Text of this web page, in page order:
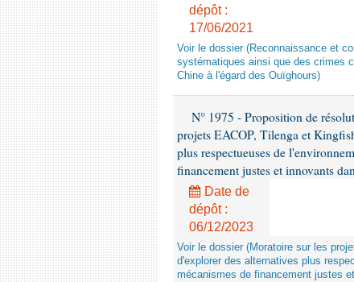
dépôt :
17/06/2021
Voir le dossier (Reconnaissance et
systématiques ainsi que des crimes
Chine à l'égard des Ouïghours)
N° 1975 - Proposition de
projets EACOP, Tilenga et
plus respectueuses de
financement justes et innovants
Date de
dépôt :
06/12/2023
Voir le dossier (Moratoire sur les
d'explorer des alternatives plus
mécanismes de financement justes